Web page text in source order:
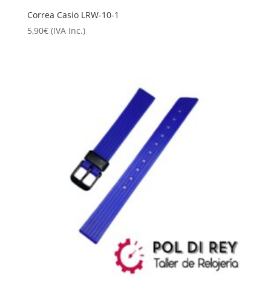
Correa Casio LRW-10-1
5,90€ (IVA Inc.)